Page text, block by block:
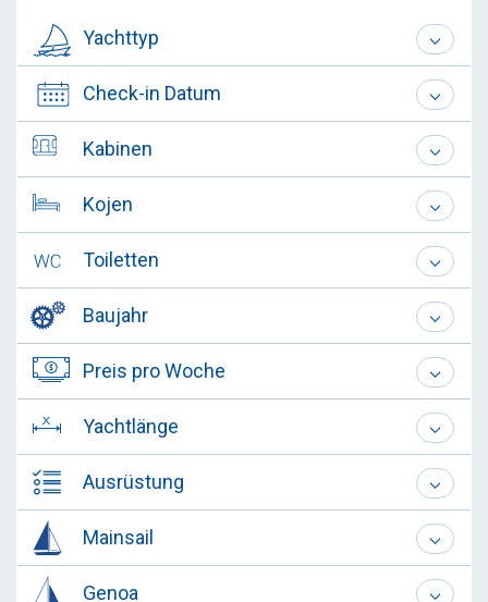
Yachttyp
Check-in Datum
Kabinen
Kojen
Toiletten
Baujahr
Preis pro Woche
Yachtlänge
Ausrüstung
Mainsail
Genoa